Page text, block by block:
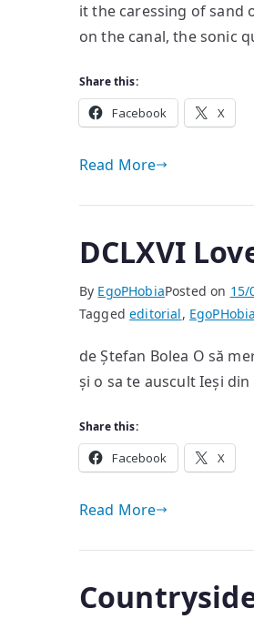
it the caressing of sand
on the canal, the sonic
Share this:
Facebook X
Read More
DCLXVI
By EgoPHobiaPosted on 15/
Taggededitorial,
de Ștefan Bolea O să
și o sa te auscult Ieși
Share this:
Facebook X
Read More